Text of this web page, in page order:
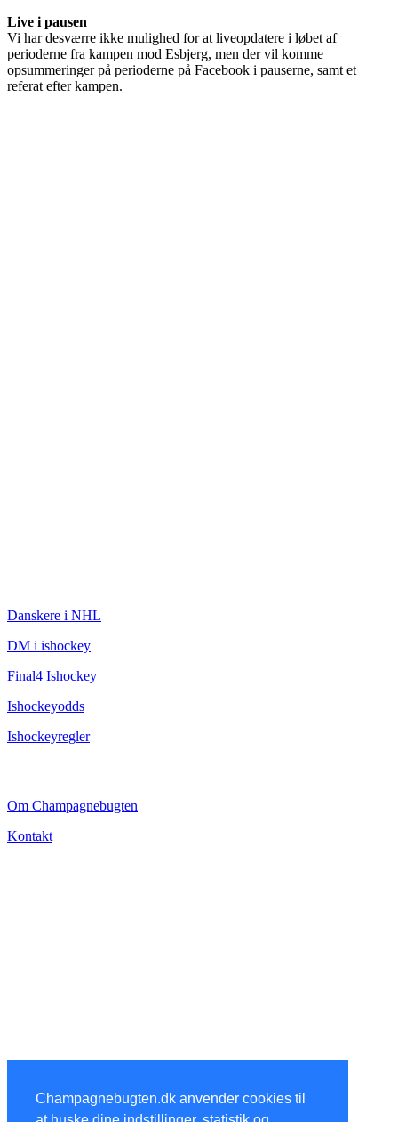
Champagnebugten.dk anvender cookies til
Live i pausen
Vi har desværre ikke mulighed for at liveopdatere i løbet af
perioderne fra kampen mod Esbjerg, men der vil komme
opsummeringer på perioderne på Facebook i pauserne, samt et
referat efter kampen.
Danskere i NHL
DM i ishockey
Final4 Ishockey
Ishockeyodds
Ishockeyregler
Om Champagnebugten
Kontakt